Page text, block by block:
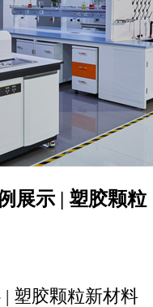
展示 | 塑胶颗粒
塑胶颗粒新材料